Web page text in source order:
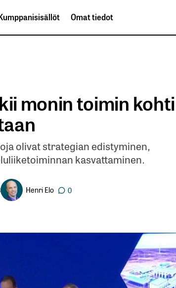
Omat tiedot
monin toimin kohti
olivat strategian edistyminen,
kasvattaminen.
Henri Elo 0